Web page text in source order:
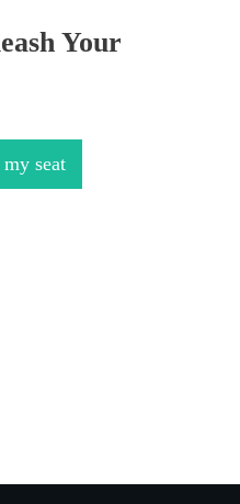
Your
my seat